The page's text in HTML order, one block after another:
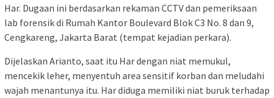
Har. Dugaan ini berdasarkan rekaman CCTV dan pemeriksaan
lab forensik di Rumah Kantor Boulevard Blok C3 No. 8 dan 9,
Cengkareng, Jakarta Barat (tempat kejadian perkara).
Dijelaskan Arianto, saat itu Har dengan niat memukul,
mencekik leher, menyentuh area sensitif korban dan meludahi
wajah menantunya itu. Har diduga memiliki niat buruk terhadap